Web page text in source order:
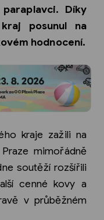
Díky
posunul na
hodnocení.
kraje zažili na
mimořádně
soutěží rozšířili
cenné kovy a
v průběžném